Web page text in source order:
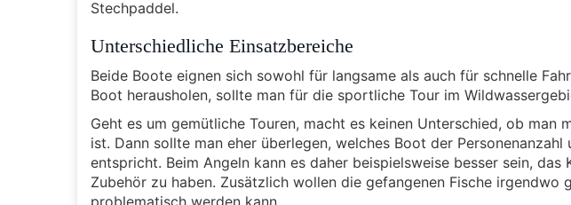
Stechpaddel.
Unterschiedliche Einsatzbereiche
Beide Boote eignen sich sowohl für langsame als auch für schnelle
Boot herausholen, sollte man für die sportliche Tour im
Geht es um gemütliche Touren, macht es keinen Unterschied, ob man
ist. Dann sollte man eher überlegen, welches Boot der
entspricht. Beim Angeln kann es daher beispielsweise besser sein, das
Zubehör zu haben. Zusätzlich wollen die gefangenen Fische irgendwo
problematisch werden kann.